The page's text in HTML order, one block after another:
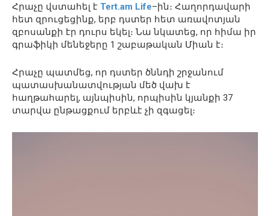
Հրաչը վստահել է Tert.am Life–ին։ Հաղորդավարի
հետ զրուցեցինք, երբ դստեր հետ առավոտյան
զբոսանքի էր դուրս եկել։ Նա նկատեց, որ հիմա իր
գրաֆիկի մենեջերը 1 շաբաթական Միան է։
Հրաչը պատմեց, որ դստեր ծննդի շրջանում
պատասխանատվության մեծ վախ է
հաղթահարել, այնպիսին, որպիսին կյանքի 37
տարվա ընթացքում երբևէ չի զգացել։